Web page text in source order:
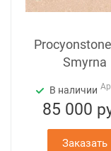
Smyrna
В наличии
85 000
Заказать